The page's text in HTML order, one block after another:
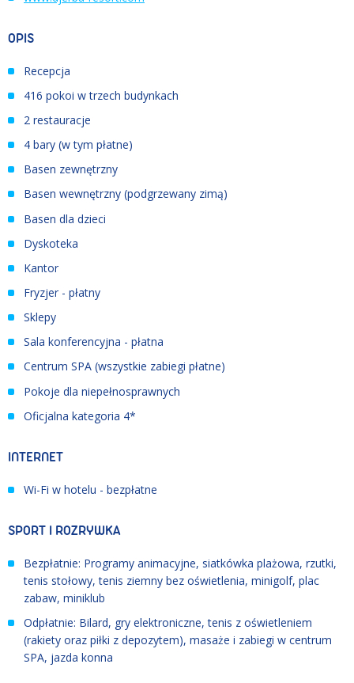
OPIS
Recepcja
416 pokoi w trzech budynkach
2 restauracje
4 bary (w tym płatne)
Basen zewnętrzny
Basen wewnętrzny (podgrzewany zimą)
Basen dla dzieci
Dyskoteka
Kantor
Fryzjer - płatny
Sklepy
Sala konferencyjna - płatna
Centrum SPA (wszystkie zabiegi płatne)
Pokoje dla niepełnosprawnych
Oficjalna kategoria 4*
INTERNET
Wi-Fi w hotelu - bezpłatne
SPORT I ROZRYWKA
Bezpłatnie: Programy animacyjne, siatkówka plażowa, rzutki,
tenis stołowy, tenis ziemny bez oświetlenia, minigolf, plac
zabaw, miniklub
Odpłatnie: Bilard, gry elektroniczne, tenis z oświetleniem
(rakiety oraz piłki z depozytem), masaże i zabiegi w centrum
SPA, jazda konna